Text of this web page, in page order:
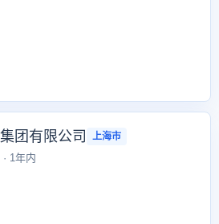
团有限公司 上海市
1年内